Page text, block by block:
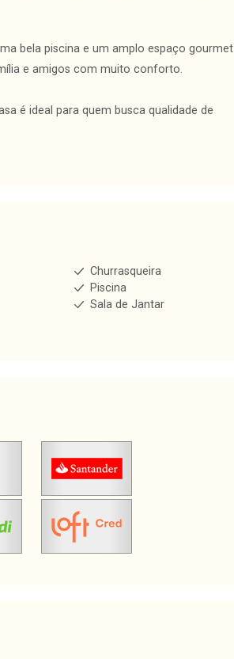
bela piscina e um amplo espaço gourmet
e amigos com muito conforto.
é ideal para quem busca qualidade de
Churrasqueira
Piscina
Sala de Jantar